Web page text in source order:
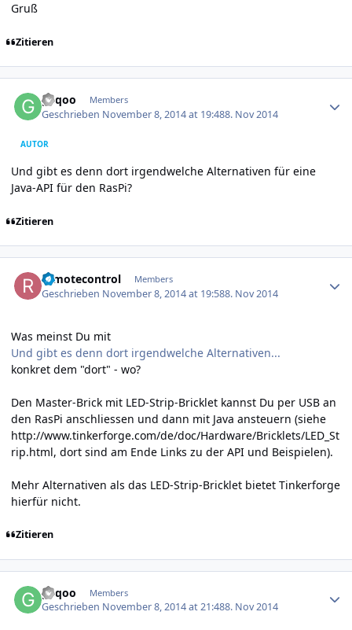
Gruß
Zitieren
geqoo Members
Geschrieben November 8, 2014 at 19:488. Nov 2014
AUTOR
Und gibt es denn dort irgendwelche Alternativen für eine
Java-API für den RasPi?
Zitieren
remotecontrol Members
Geschrieben November 8, 2014 at 19:588. Nov 2014
Was meinst Du mit
Und gibt es denn dort irgendwelche Alternativen...
konkret dem "dort" - wo?
Den Master-Brick mit LED-Strip-Bricklet kannst Du per USB an
den RasPi anschliessen und dann mit Java ansteuern (siehe
http://www.tinkerforge.com/de/doc/Hardware/Bricklets/LED_St
rip.html, dort sind am Ende Links zu der API und Beispielen).
Mehr Alternativen als das LED-Strip-Bricklet bietet Tinkerforge
hierfür nicht.
Zitieren
geqoo Members
Geschrieben November 8, 2014 at 21:488. Nov 2014